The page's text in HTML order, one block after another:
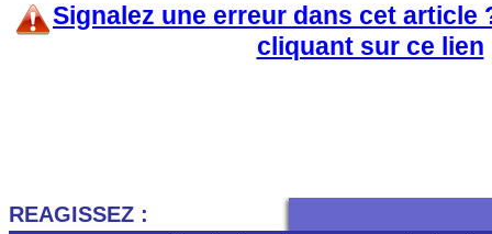
Signalez une erreur dans cet article
cliquant sur ce lien
REAGISSEZ :